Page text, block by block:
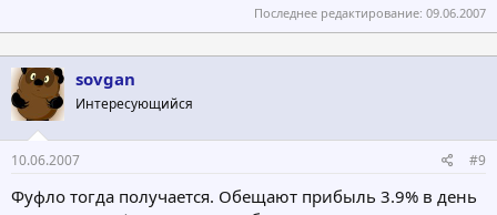
Последнее редактирование: 09.06.2007
sovgan
Интересующийся
10.06.2007 #9
Фуфло тогда получается. Обещают прибыль 3.9% в день